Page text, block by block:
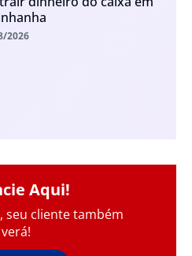
2026
Aqui!
seu cliente também
verá!